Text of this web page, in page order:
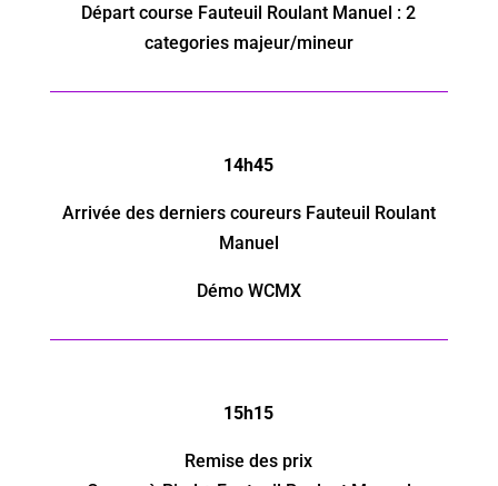
Départ course Fauteuil Roulant Manuel : 2
categories majeur/mineur
14h45
Arrivée des derniers coureurs Fauteuil Roulant
Manuel
Démo WCMX
15h15
Remise des prix